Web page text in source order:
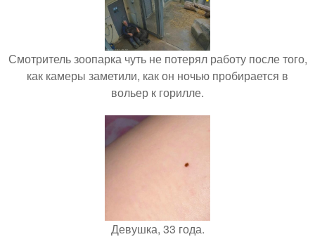
Смотритель зоопарка чуть не потерял работу после того,
как камеры заметили, как он ночью пробирается в
вольер к горилле.
Девушка, 33 года.